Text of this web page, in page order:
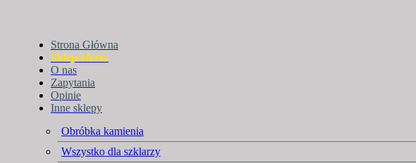
Strona Główna
Sklep/oferta
O nas
Zapytania
Opinie
Inne sklepy
Obróbka kamienia
Wszystko dla szklarzy